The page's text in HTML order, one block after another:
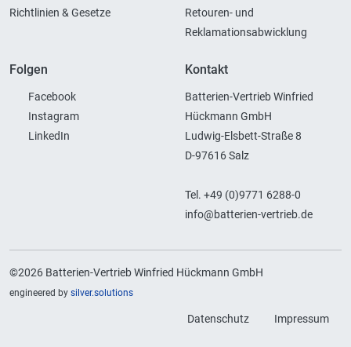
Richtlinien & Gesetze
Retouren- und
Reklamationsabwicklung
Folgen
Facebook
Instagram
LinkedIn
Kontakt
Batterien-Vertrieb Winfried
Hückmann GmbH
Ludwig-Elsbett-Straße 8
D-97616 Salz
Tel. +49 (0)9771 6288-0
info@batterien-vertrieb.de
©2026 Batterien-Vertrieb Winfried Hückmann GmbH
engineered by silver.solutions
Datenschutz Impressum